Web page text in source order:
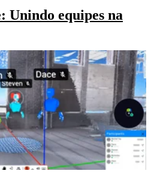
Unindo equipes na